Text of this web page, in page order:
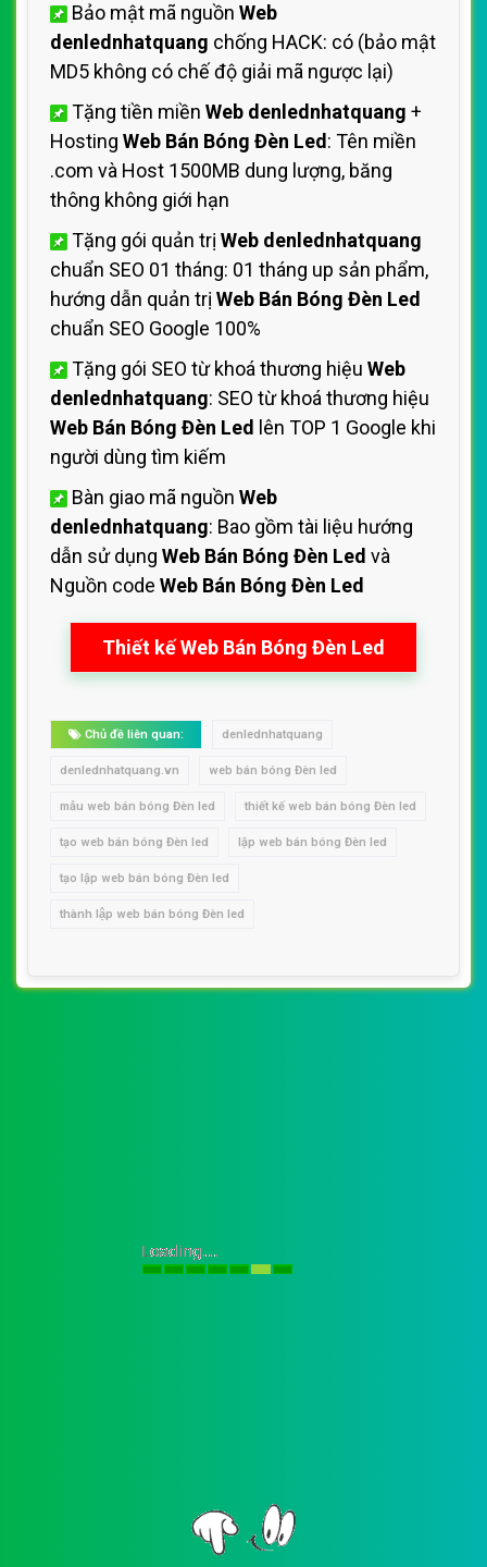
Bảo mật mã nguồn Web
denlednhatquang chống HACK: có (bảo mật
MD5 không có chế độ giải mã ngược lại)
Tặng tiền miền Web denlednhatquang +
Hosting Web Bán Bóng Đèn Led : Tên miền
.com và Host 1500MB dung lượng, băng
thông không giới hạn
Tặng gói quản trị Web denlednhatquang
chuẩn SEO 01 tháng: 01 tháng up sản phẩm,
hướng dẫn quản trị Web Bán Bóng Đèn Led
chuẩn SEO Google 100%
Tặng gói SEO từ khoá thương hiệu Web
denlednhatquang: SEO từ khoá thương hiệu
Web Bán Bóng Đèn Led
lên TOP 1 Google khi
người dùng tìm kiếm
Bàn giao mã nguồn Web
denlednhatquang: Bao gồm tài liệu hướng
dẫn sử dụng Web Bán Bóng Đèn Led và
Nguồn code Web Bán Bóng Đèn Led
Thiết kế Web Bán Bóng Đèn Led
Chủ đề liên quan: denlednhatquang
denlednhatquang.vn web bán bóng Đèn led
mẫu web bán bóng Đèn led thiết kế web bán bóng Đèn led
tạo web bán bóng Đèn led lập web bán bóng Đèn led
tạo lập web bán bóng Đèn led
thành lập web bán bóng Đèn led